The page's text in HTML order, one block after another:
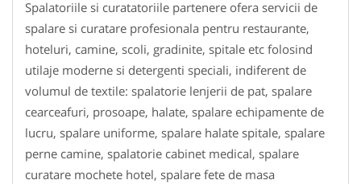
Spalatoriile si curatatoriile partenere ofera servicii de
spalare si curatare profesionala pentru restaurante,
hoteluri, camine, scoli, gradinite, spitale etc folosind
utilaje moderne si detergenti speciali, indiferent de
volumul de textile: spalatorie lenjerii de pat, spalare
cearceafuri, prosoape, halate, spalare echipamente de
lucru, spalare uniforme, spalare halate spitale, spalare
perne camine, spalatorie cabinet medical, spalare
curatare mochete hotel, spalare fete de masa